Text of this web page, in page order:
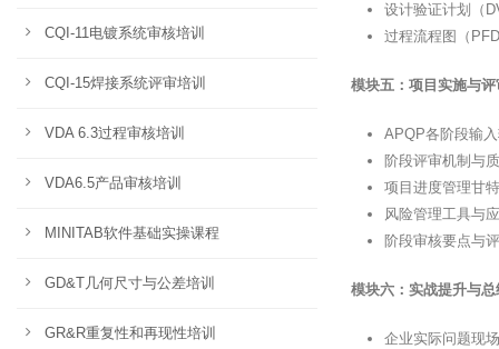
设计验证计划（
过程流程图（
模块五：项目实施与
APQP各阶段输
阶段评审机制与
项目进度管理甘
风险管理工具与
阶段审核要点与
模块六：实战提升与
企业实际问题现
CQI-11电镀系统审核培训
CQI-15焊接系统评审培训
VDA 6.3过程审核培训
VDA6.5产品审核培训
MINITAB软件基础实操课程
GD&T几何尺寸与公差培训
GR&R重复性和再现性培训